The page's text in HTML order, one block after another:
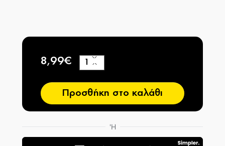
8,99€
−
+
Προσθήκη στο καλάθι